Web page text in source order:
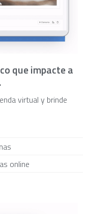
que impacte a
virtual y brinde
online